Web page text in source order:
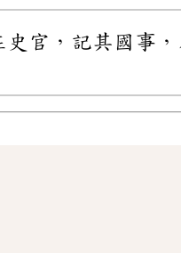
官，記其國事，